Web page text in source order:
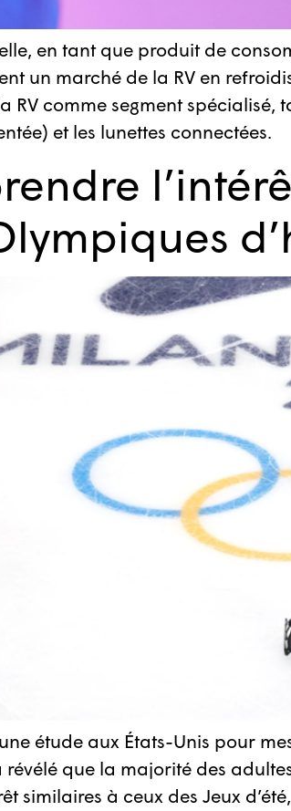
en tant que produit de
un marché de la RV en
RV comme segment spécialisé,
et les lunettes connectées.
étude aux États-Unis pour
révélé que la majorité des
similaires à ceux des Jeux